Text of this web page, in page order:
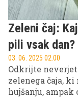
Zeleni čaj:
pili vsak dan?
03. 06. 2025 02.00
Odkrijte
zelenega čaja,
hujšanju,